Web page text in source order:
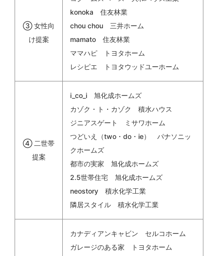
③ 女性向
け提案
konoka 住友林業
chou chou 三井ホーム
mamato 住友林業
ママハピ トヨタホーム
レシピエ トヨタウッドユーホーム
④ 二世帯
提案
i_co_i 旭化成ホームズ
カゾク・ト・カゾク 積水ハウス
ジニアスゲート ミサワホーム
つどいえ（two・do・ie） パナソニッ
クホームズ
都市の実家 旭化成ホームズ
2.5世帯住宅 旭化成ホームズ
neostory 積水化学工業
隣居スタイル 積水化学工業
カナディアンキャビン セルコホーム
ガレージのある家 トヨタホーム